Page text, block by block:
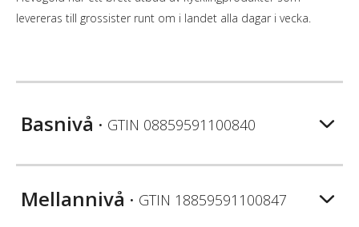
levereras till grossister runt om i landet alla dagar i vecka.
Basnivå • GTIN 08859591100840
Mellannivå • GTIN 18859591100847